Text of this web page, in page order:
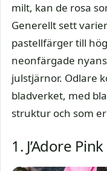
milt, kan de rosa
Generellt sett
pastellfärger till
neonfärgade
julstjärnor. Odlare
bladverket, med
struktur och som
1. J’Adore Pink